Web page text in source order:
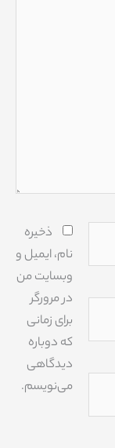
ذخیره
نام، ایمیل و
وبسایت من
در مرورگر
برای زمانی
که دوباره
دیدگاهی
می‌نویسم.